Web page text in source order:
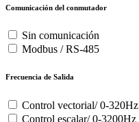
Comunicación del conmutador
Sin comunicación
Modbus / RS-485
Frecuencia de Salida
Control vectorial/ 0-320Hz
Control escalar/ 0-3200Hz